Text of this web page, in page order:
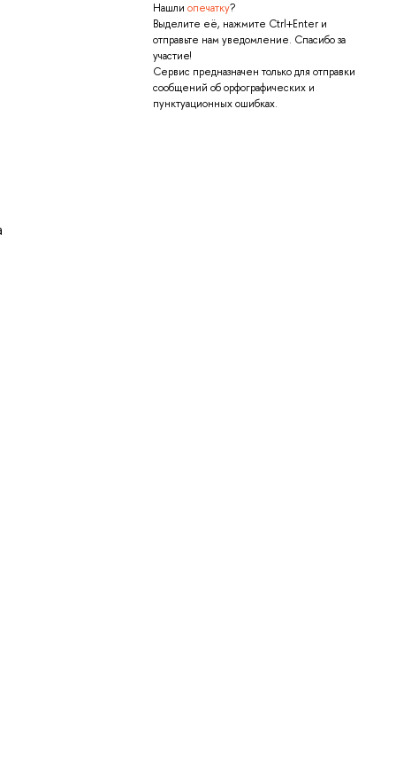
Нашли опечатку?
Выделите её, нажмите Ctrl+Enter и
отправьте нам уведомление. Спасибо за
участие!
Сервис предназначен только для отправки
сообщений об орфографических и
пунктуационных ошибках.